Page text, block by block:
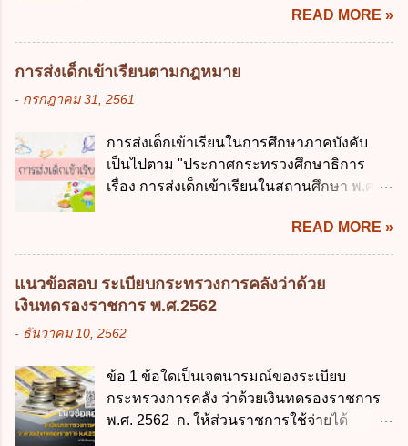
ซึ่งมีอำนาจหน้าที่ตัดสินใจเกี่ยวกับการเก็บ
รวบรวม ใช้ หรือเปิดเผยข้อมูลส่วนบุคคล" คือ
ความหมายตามข้อใด ก. ผู้ควบคุมข้อมูลส่วน
มีอำนาจแต่งตั้งพนักงานเจ้าหน้าที่ตามพระ
ราชบัญญัติคุ้มครองข้อมูลส่วนบุคคล พ.ศ.
2562 ก. นายกรัฐมนตรี ข. รัฐมนตรีว่าการ
การบริหารงาน การให้บริการ การบูรณาการ
ข้อมูลภาครัฐ ค. วิธีการนำสัญลักษณ์ศูนย์และ
หนึ่ง เพื่อใช้สร้างระบบต่าง ๆ ง. สำนักงาน
พัฒนารัฐบาลดิจิทัล (องค์การมหาชน) ข้อ 2
การบริหารงานภาครัฐและการจัดทำบริการ
ดังต่อไปนี้ ยกเว้น ข้อใด ก. ให้มีการใช้ระบบ
ดิจิทัลอย่างคุ้มค่าและเต็มศักยภาพ ข. พัฒนา
โครงสร้างพื้นฐานด้านดิจิทัลที่จำเป็นให้เป็นไป
เครือข่ายดิจิทัล ง. เพิ่มประสิทธิภาคในการใช้
จ่ายงบประมาณให้เกิดความคุ้มค่าและเป็นไป
ตามเป้าหมาย ข้อ 3 ข้อใดกล่าวได้ถูกต้องที่สุด
เกี่ยวกับ "แผนพัฒนารัฐบาลดิจิทัล" ก. เป็นธร
รับผิดชอบในการบริหารจัดการข้อมูลของ
หน่วยงานของรัฐ ง. กำหนดกรอบและทิศทาง
การบริหารงานภาครัฐและการจัดทำบริการ
READ MORE »
การส่งเด็กเข้าเรียนตามกฎหมาย
- กรกฎาคม 31, 2561
การส่งเด็กเข้าเรียนในการศึกษาภาคบังคับ
เป็นไปตาม "ประกาศกระทรวงศึกษาธิการ
เรื่อง การส่งเด็กเข้าเรียนในสถานศึกษา พ.ศ.
เรื่อง หลักเกณฑ์และวิธีการปฏิบัติสำหรับผู้ที่
มิใช่ผู้ปกครองซึ่งมีเด็กที่มีอายุในเกณฑ์การ
ศึกษาภาคบังคับอาศัยอยู่" ออกตามความใน
มีสาระสำคัญดังนี้ 1. คำว่า "เด็ก" หมายถึง เด็ก
เว้นแต่เด็กที่สอบได้ชั้นปีที่ 9 ของการศึกษา
ภาคบังคับแล้ว 2. ผู้ปกครอง คือ 2.1 บิดา
มารดา 2.2 บิดาหรือมารดา ซึ่งเป็นผู้ใช้
READ MORE »
แนวข้อสอบ ระเบียบกระทรวงการคลังว่าด้วย
เงินทดรองราชการ พ.ศ.2562
- ธันวาคม 10, 2562
ข้อ 1 ข้อใดเป็นเจตนารมณ์ของระเบียบ
กระทรวงการคลัง ว่าด้วยเงินทดรองราชการ
พ.ศ. 2562 ก. ให้ส่วนราชการใช้จ่ายได้